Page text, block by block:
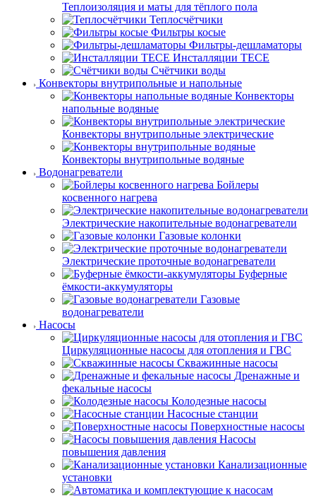
Теплоизоляция и маты для тёплого пола
Теплосчётчики
Фильтры косые
Фильтры-дешламаторы
Инсталляции TECE
Счётчики воды
Конвекторы внутрипольные и напольные
Конвекторы
напольные водяные
Конвекторы внутрипольные электрические
Конвекторы внутрипольные водяные
Водонагреватели
Бойлеры
косвенного нагрева
Электрические накопительные водонагреватели
Газовые колонки
Электрические проточные водонагреватели
Буферные
ёмкости-аккумуляторы
Газовые
водонагреватели
Насосы
Циркуляционные насосы для отопления и ГВС
Скважинные насосы
Дренажные и
фекальные насосы
Колодезные насосы
Насосные станции
Поверхностные насосы
Насосы
повышения давления
Канализационные
установки